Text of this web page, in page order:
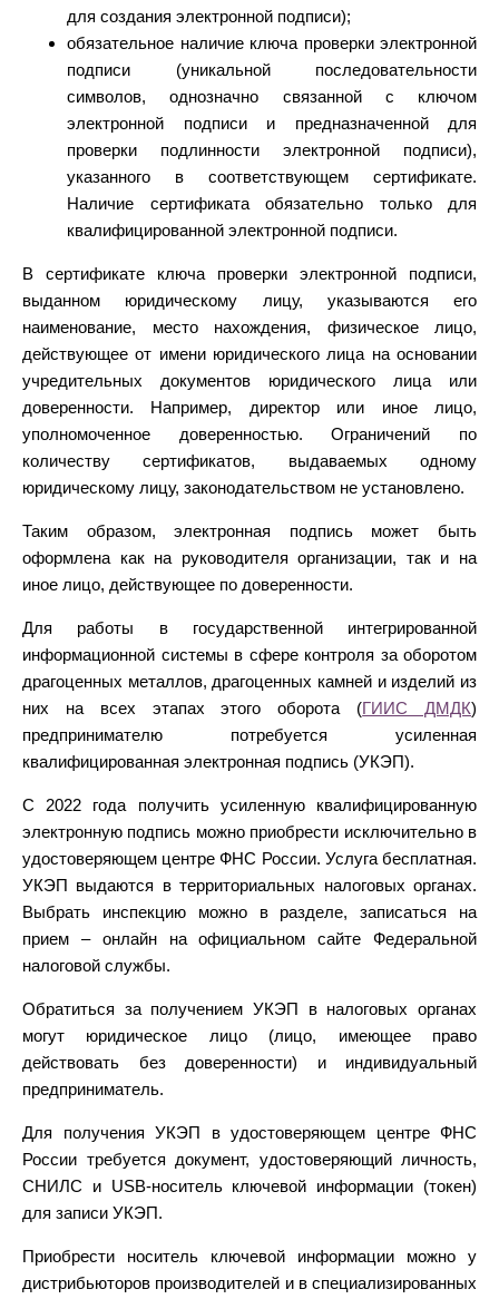
для создания электронной подписи);
обязательное наличие ключа проверки электронной
подписи (уникальной последовательности
символов, однозначно связанной с ключом
электронной подписи и предназначенной для
проверки подлинности электронной подписи),
указанного в соответствующем сертификате.
Наличие сертификата обязательно только для
квалифицированной электронной подписи.
В сертификате ключа проверки электронной подписи,
выданном юридическому лицу, указываются его
наименование, место нахождения, физическое лицо,
действующее от имени юридического лица на основании
учредительных документов юридического лица или
доверенности. Например, директор или иное лицо,
уполномоченное доверенностью. Ограничений по
количеству сертификатов, выдаваемых одному
юридическому лицу, законодательством не установлено.
Таким образом, электронная подпись может быть
оформлена как на руководителя организации, так и на
иное лицо, действующее по доверенности.
Для работы в государственной интегрированной
информационной системы в сфере контроля за оборотом
драгоценных металлов, драгоценных камней и изделий из
них на всех этапах этого оборота (ГИИС ДМДК)
предпринимателю потребуется усиленная
квалифицированная электронная подпись (УКЭП).
С 2022 года получить усиленную квалифицированную
электронную подпись можно приобрести исключительно в
удостоверяющем центре ФНС России. Услуга бесплатная.
УКЭП выдаются в территориальных налоговых органах.
Выбрать инспекцию можно в разделе, записаться на
прием – онлайн на официальном сайте Федеральной
налоговой службы.
Обратиться за получением УКЭП в налоговых органах
могут юридическое лицо (лицо, имеющее право
действовать без доверенности) и индивидуальный
предприниматель.
Для получения УКЭП в удостоверяющем центре ФНС
России требуется документ, удостоверяющий личность,
СНИЛС и USB-носитель ключевой информации (токен)
для записи УКЭП.
Приобрести носитель ключевой информации можно у
дистрибьюторов производителей и в специализированных